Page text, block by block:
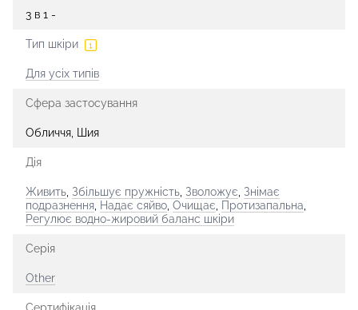
3 в 1 -
Тип шкіри
Для усіх типів
Сфера застосування
Обличчя, Шия
Дія
Живить, Збільшує пружність, Зволожує, Знімає
подразнення, Надає сяйво, Очищає, Протизапальна,
Регулює водно-жировий баланс шкіри
Серія
Other